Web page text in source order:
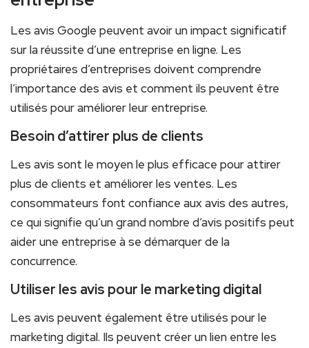
Les avis Google peuvent avoir un impact significatif
sur la réussite d’une entreprise en ligne. Les
propriétaires d’entreprises doivent comprendre
l’importance des avis et comment ils peuvent être
utilisés pour améliorer leur entreprise.
Besoin d’attirer plus de clients
Les avis sont le moyen le plus efficace pour attirer
plus de clients et améliorer les ventes. Les
consommateurs font confiance aux avis des autres,
ce qui signifie qu’un grand nombre d’avis positifs peut
aider une entreprise à se démarquer de la
concurrence.
Utiliser les avis pour le marketing digital
Les avis peuvent également être utilisés pour le
marketing digital. Ils peuvent créer un lien entre les